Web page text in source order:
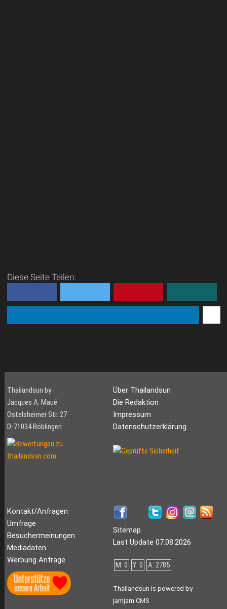
Diese Seite Teilen:
Thailandsun by
Jacques A. Maué
Ostelsheimer Str. 27
D-71034 Böblingen
Über Thailandsun
Die Redaktion
Impressum
Datenschutzerklärung
Kontakt/Anfragen
Umfrage
Besuchermeinungen
Mediadaten
Werbung Anfrage
Sitemap
Last Update 07.08.2026
M: 0 Y: 0 A: 2785
Thailandsun is powered by
jamjam CMS